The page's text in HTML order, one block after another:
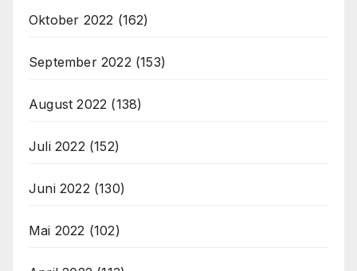
Oktober 2022 (162)
September 2022 (153)
August 2022 (138)
Juli 2022 (152)
Juni 2022 (130)
Mai 2022 (102)